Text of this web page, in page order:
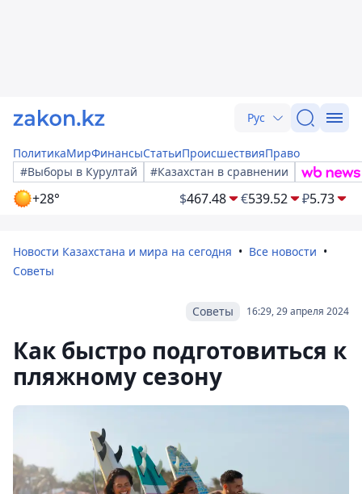
Рус
ПолитикаМирФинансыСтатьиПроисшествияПраво
#Выборы в Курултай
#Казахстан в сравнении
+28° $467.48 €539.52 ₽5.73
Новости Казахстана и мира на сегодня
Все новости
Советы
16:29, 29 апреля 2024
Советы
Как быстро подготовиться к
пляжному сезону